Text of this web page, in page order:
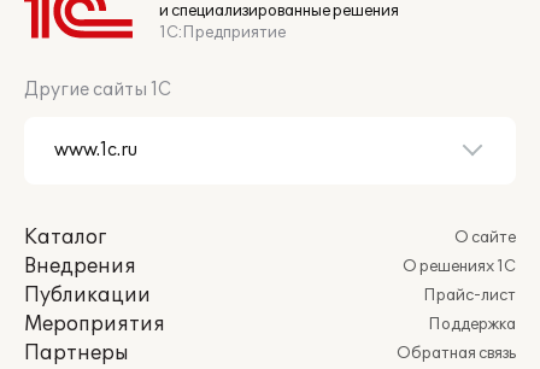
и специализированные решения
1С:Предприятие
Другие сайты 1С
Каталог
Внедрения
Публикации
Мероприятия
Партнеры
О сайте
О решениях 1С
Прайс-лист
Поддержка
Обратная связь